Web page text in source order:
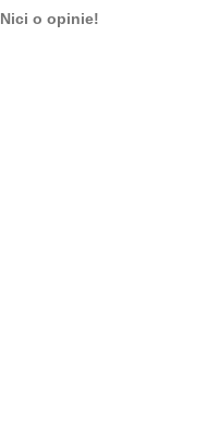
Nici o opinie!